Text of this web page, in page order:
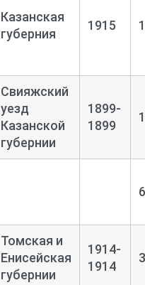
Казанская
губерния
1915
Свияжский
уезд
Казанской
губернии
1899-
1899
Томская и
Енисейская
губернии
1914-
1914